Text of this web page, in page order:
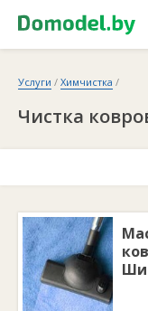
Услуги / Химчистка /
Чистка